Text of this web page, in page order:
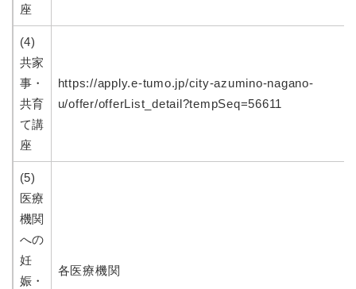
座
(4)
共家
事・
共育
て講
座
https://apply.e-tumo.jp/city-azumino-nagano-
u/offer/offerList_detail?tempSeq=56611
(5)
医療
機関
への
妊
娠・
各医療機関